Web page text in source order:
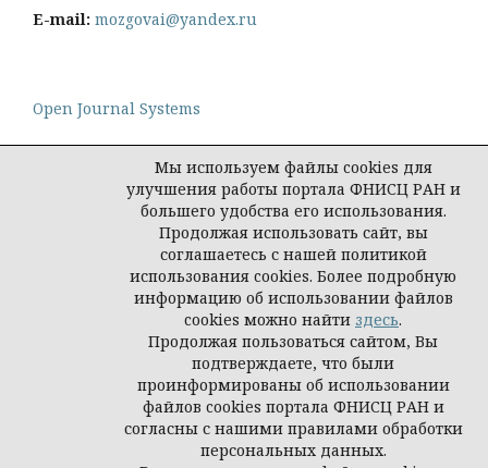
E-mail: mozgovai@yandex.ru
Open Journal Systems
Политика конфиденциальности персональных
© Социологическая наука и социальная практика,
Мы используем файлы cookies для
улучшения работы портала ФНИСЦ РАН и
большего удобства его использования.
Продолжая использовать сайт, вы
соглашаетесь с нашей политикой
использования cookies. Более подробную
информацию об использовании файлов
cookies можно найти здесь.
Продолжая пользоваться сайтом, Вы
подтверждаете, что были
проинформированы об использовании
файлов cookies портала ФНИСЦ РАН и
согласны с нашими правилами обработки
персональных данных.